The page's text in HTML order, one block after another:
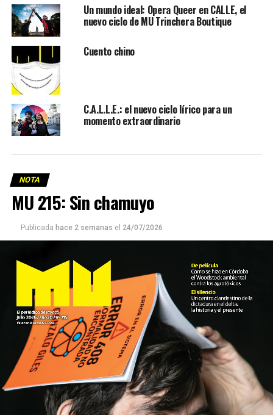
Un mundo ideal: Opera Queer en CALLE, el
nuevo ciclo de MU Trinchera Boutique
Cuento chino
C.A.L.L.E.: el nuevo ciclo lírico para un
momento extraordinario
NOTA
MU 215: Sin chamuyo
Publicada hace 2 semanas el 24/07/2026